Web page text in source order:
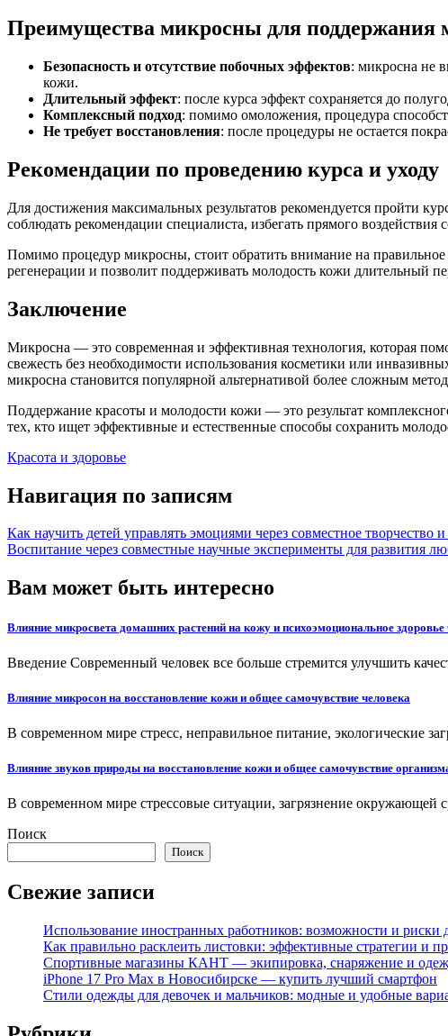
Преимущества микросны для поддержания
Безопасность и отсутствие побочных эффектов: микросна не
кожи.
Длительный эффект: после курса эффект сохраняется до
Комплексный подход: помимо омоложения, процедура
Не требует восстановления: после процедуры не остается
Рекомендации по проведению курса и уходу
Для достижения максимальных результатов рекомендуется пройти
соблюдать рекомендации специалиста, избегать прямого
Помимо процедур микросны, стоит обратить внимание на
регенерации и позволит поддерживать молодость кожи длительный
Заключение
Микросна — это современная и эффективная технология, которая
свежесть без необходимости использования косметики или
микросна становится популярной альтернативой более сложным
Поддержание красоты и молодости кожи — это результат
тех, кто ищет эффективные и естественные способы сохранить
Красота и здоровье
Навигация по записям
Как научить детей управлять эмоциями через совместное творчество
Воспитание через совместные научные эксперименты для развития
Вам может быть интересно
Влияние микросвета домашних растений на кожу и психоэмоциональное здоровье
Введение Современный человек все больше стремится улучшить
Влияние микросон на восстановление кожи и общее самочувствие человека
В современном мире стресс, неправильное питание, экологические
Влияние звуков природы на восстановление кожи и общее самочувствие
В современном мире стрессовые ситуации, загрязнение
Поиск
Поиск
Свежие записи
Использование иностранных работников: возможности и риски
Как правильно расклеить листовки: эффективные стратегии и
Спортивные магазины КАНТ — экипировка, снаряжение и
iPhone 17 Pro Max в Новосибирске — купить лучший смартфон
Стили одежды для девочек и мальчиков: модные и удобные